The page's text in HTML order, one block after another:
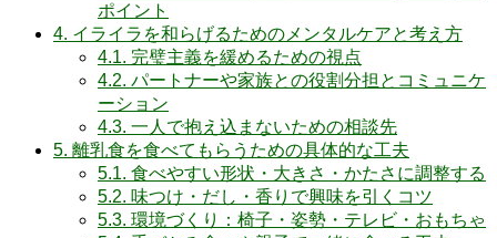
ポイント
4. イライラを和らげるためのメンタルケアと考え方
4.1. 完璧主義を緩めるための視点
4.2. パートナーや家族との役割分担とコミュニケ
ーション
4.3. 一人で抱え込まないための相談先
5. 離乳食を食べてもらうための具体的な工夫
5.1. 食べやすい形状・大きさ・かたさに調整する
5.2. 味つけ・だし・香りで興味を引くコツ
5.3. 環境づくり：椅子・姿勢・テレビ・おもちゃ